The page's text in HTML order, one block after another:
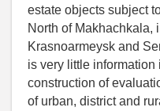
estate objects subject
North of Makhachkala,
Krasnoarmeysk and
is very little information
construction of
of urban, district and